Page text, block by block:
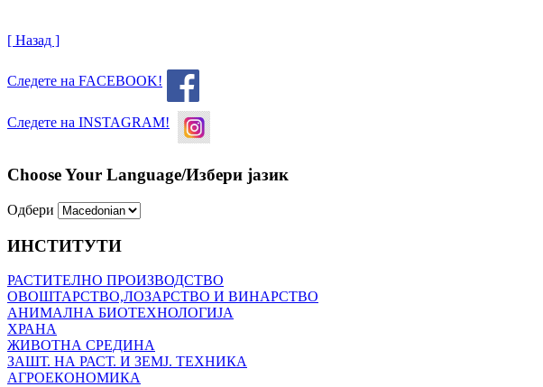
[ Назад ]
Следете на FACEBOOK!
Следете на INSTAGRAM!
Choose Your Language/Избери јазик
Одбери
ИНСТИТУТИ
РАСТИТЕЛНО ПРОИЗВОДСТВО
ОВОШТАРСТВО,ЛОЗАРСТВО И ВИНАРСТВО
АНИМАЛНА БИОТЕХНОЛОГИЈА
ХРАНА
ЖИВОТНА СРЕДИНА
ЗАШТ. НА РАСТ. И ЗЕМЈ. ТЕХНИКА
АГРОЕКОНОМИКА